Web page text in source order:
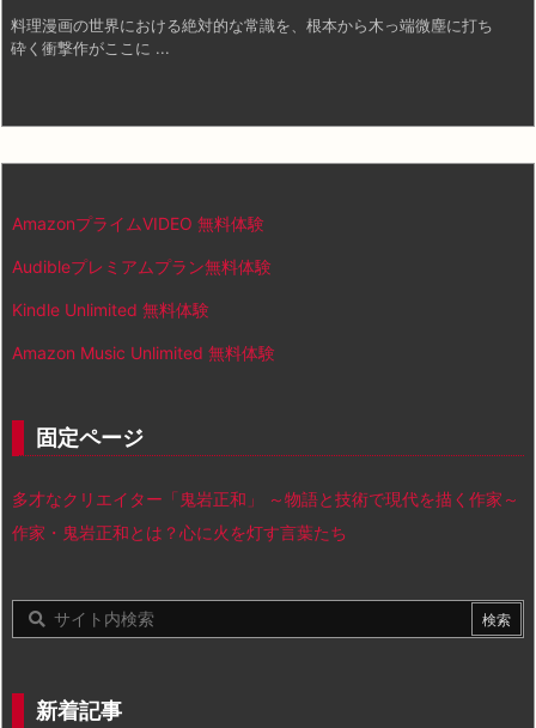
料理漫画の世界における絶対的な常識を、根本から木っ端微塵に打ち
砕く衝撃作がここに ...
AmazonプライムVIDEO 無料体験
Audibleプレミアムプラン無料体験
Kindle Unlimited 無料体験
Amazon Music Unlimited 無料体験
固定ページ
多才なクリエイター「鬼岩正和」 ～物語と技術で現代を描く作家～
作家・鬼岩正和とは？心に火を灯す言葉たち
新着記事